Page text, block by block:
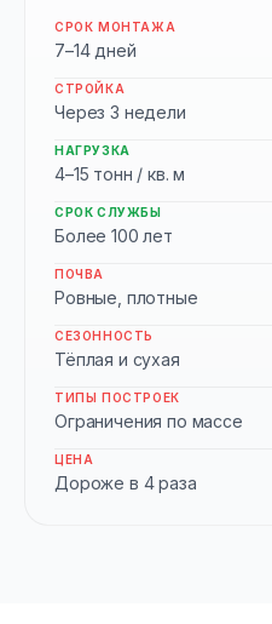
СРОК МОНТАЖА
7–14 дней
СТРОЙКА
Через 3 недели
НАГРУЗКА
4–15 тонн / кв. м
СРОК СЛУЖБЫ
Более 100 лет
ПОЧВА
Ровные, плотные
СЕЗОННОСТЬ
Тёплая и сухая
ТИПЫ ПОСТРОЕК
Ограничения по массе
ЦЕНА
Дороже в 4 раза